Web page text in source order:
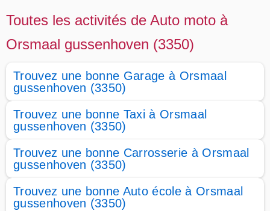
Toutes les activités de Auto moto à
Orsmaal gussenhoven (3350)
Trouvez une bonne Garage à Orsmaal
gussenhoven (3350)
Trouvez une bonne Taxi à Orsmaal
gussenhoven (3350)
Trouvez une bonne Carrosserie à Orsmaal
gussenhoven (3350)
Trouvez une bonne Auto école à Orsmaal
gussenhoven (3350)